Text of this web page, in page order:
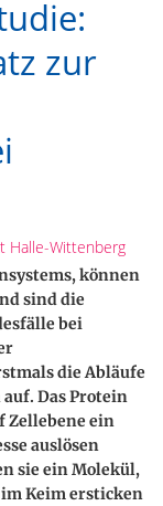
zur
Halle-Wittenberg
können
sind die
bei
die Abläufe
Das Protein
Zellebene ein
auslösen
sie ein Molekül,
im Keim ersticken